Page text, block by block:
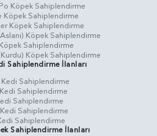
Köpek Sahiplendirme
Köpek Sahiplendirme
Köpek Sahiplendirme
Köpek Sahiplendirme
Sahiplendirme
Köpek Sahiplendirme
Sahiplendirme İlanları
Sahiplendirme
Sahiplendirme
Sahiplendirme
Sahiplendirme
Sahiplendirme
Sahiplendirme İlanları